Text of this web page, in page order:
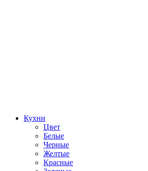
Кухни
Цвет
Белые
Черные
Желтые
Красные